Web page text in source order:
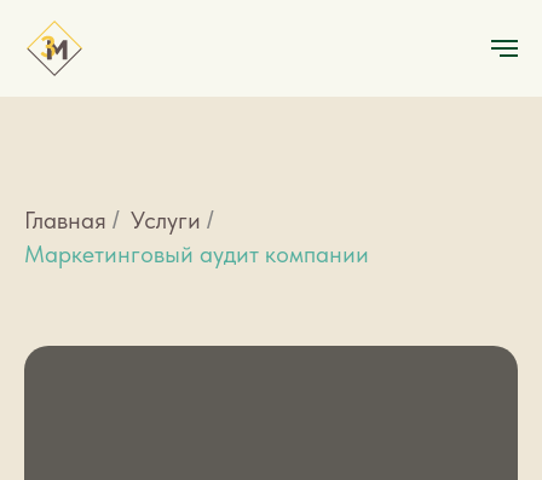
Главная / Услуги /
Маркетинговый аудит компании